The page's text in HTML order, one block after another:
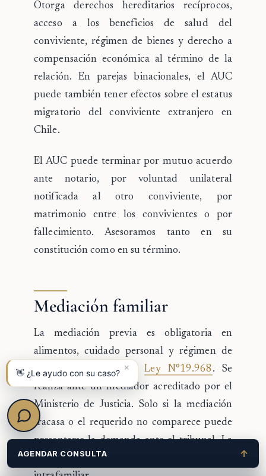
Otorga derechos hereditarios recíprocos,
acceso a los beneficios de salud del
conviviente, régimen de bienes y derecho a
compensación económica al término de la
relación. En parejas binacionales, el AUC
puede también tener efectos sobre el estatus
migratorio del conviviente extranjero en
Chile.
El AUC puede terminar por mutuo acuerdo
ante notario, por voluntad unilateral
notificada al otro conviviente, por
matrimonio entre los convivientes o por
fallecimiento. Asesoramos tanto en su
constitución como en su término.
Mediación familiar
La mediación previa es obligatoria en
alimentos, cuidado personal y régimen de
visitas conforme a laLey N°19.968 . Se
realiza ante un mediador acreditado por el
Ministerio de Justicia. Solo si la mediación
fracasa o el requerido no comparece puede
presentarse la demanda ante el tribunal. La
excepción aplica en casos de violencia
×
👋 ¿Le ayudo con su caso?
AGENDAR CONSULTA ↑